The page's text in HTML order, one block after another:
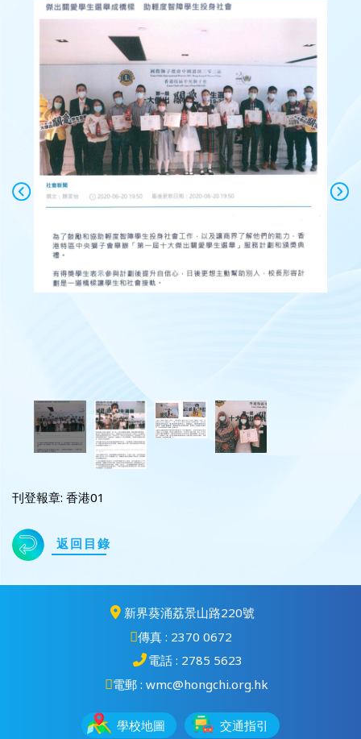
刊登報章: 香港01
返回目錄
新界葵涌荔景山路220號
傳真 : 2370 0672
電話 : 2785 5623
電郵 : wmc@hongchi.org.hk
學校地圖 交通指引